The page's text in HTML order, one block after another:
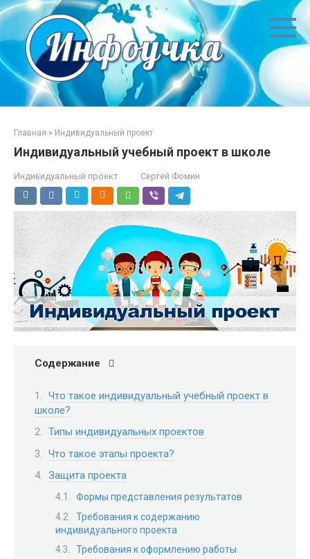
Перейти
к
контенту
Главная » Индивидуальный проект
Индивидуальный учебный проект в школе
Индивидуальный проект Сергей Фомин
Содержание
Что такое индивидуальный учебный проект в
школе?
Типы индивидуальных проектов
Что такое этапы проекта?
Защита проекта
Формы представления результатов
Требования к содержанию
индивидуального проекта
Требования к оформлению работы